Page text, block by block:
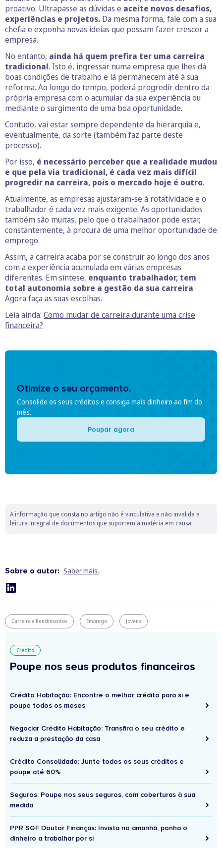
proativo. Ultrapasse as dúvidas e aceite novos desafios,
experiências e projetos. Da mesma forma, fale com a sua
chefia e exponha novas ideias que possam fazer crescer a
empresa.
No entanto, ainda há quem prefira ter uma carreira
tradicional. Isto é, ingressar numa empresa que lhes dá
boas condições de trabalho e lá permanecem até à sua
reforma. Ao longo do tempo, poderá progredir dentro da
própria empresa com o acumular da sua experiência ou
mediante o surgimento de uma boa oportunidade.
Contudo, vai estar sempre dependente da hierarquia e,
eventualmente, da sorte (também faz parte deste
processo).
Por isso, é necessário perceber que a realidade mudou
e que pela via tradicional, é cada vez mais difícil
progredir na carreira, pois o mercado hoje é outro.
Atualmente, as empresas ajustaram-se à rotatividade e o
trabalhador é cada vez mais exigente. As oportunidades
também são muitas, pelo que o trabalhador pode estar,
constantemente, à procura de uma melhor oportunidade de
emprego.
Assim, a carreira acaba por se construir ao longo dos anos
com a experiência acumulada em várias empresas
diferentes. Em síntese, enquanto trabalhador, tem
total autonomia sobre a gestão da sua carreira.
Agora faça as suas escolhas.
Leia ainda: Como mudar de carreira durante uma crise
financeira?
Otimize o seu orçamento.
Consolide os seus créditos e consiga mais dinheiro ao fim do
mês.
Poupar agora
A informação que consta no artigo não é vinculativa e não invalida a
leitura integral de documentos que suportem a matéria em causa.
Sobre o autor: Saber mais.
Carreira e Rendimentos Emprego Jovens
Crédito
Poupe nos seus produtos financeiros
Crédito Habitação: Encontre o melhor crédito para si e
poupe todos os meses
Negociar Crédito Habitação: Transfira o seu crédito e
reduza a prestação da casa
Crédito Consolidado: Junte todos os seus créditos e
poupe até 60%
Seguros: Poupe nos seus seguros, com coberturas à sua
medida
PPR SGF Doutor Finanças: Invista no amanhã, ponha o
dinheiro a trabalhar por si